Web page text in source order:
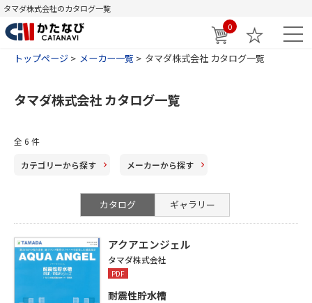
タマダ株式会社のカタログ一覧
0
トップページ メーカー一覧 タマダ株式会社 カタログ一覧
タマダ株式会社 カタログ一覧
全 6 件
カテゴリーから探す メーカーから探す
カタログ ギャラリー
アクアエンジェル
タマダ株式会社
PDF
耐震性貯水槽